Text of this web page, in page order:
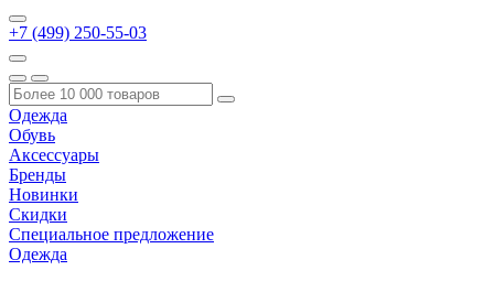
+7 (499) 250-55-03
Одежда
Обувь
Аксессуары
Бренды
Новинки
Скидки
Специальное предложение
Одежда